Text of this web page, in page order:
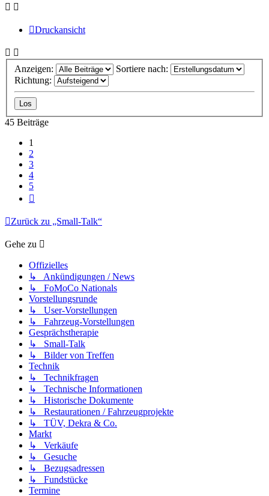
Druckansicht
Anzeigen:
Sortiere nach:
Richtung:
45 Beiträge
1
2
3
4
5
Zurück zu „Small-Talk“
Gehe zu
Offizielles
↳ Ankündigungen / News
↳ FoMoCo Nationals
Vorstellungsrunde
↳ User-Vorstellungen
↳ Fahrzeug-Vorstellungen
Gesprächstherapie
↳ Small-Talk
↳ Bilder von Treffen
Technik
↳ Technikfragen
↳ Technische Informationen
↳ Historische Dokumente
↳ Restaurationen / Fahrzeugprojekte
↳ TÜV, Dekra & Co.
Markt
↳ Verkäufe
↳ Gesuche
↳ Bezugsadressen
↳ Fundstücke
Termine